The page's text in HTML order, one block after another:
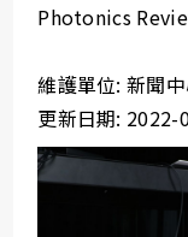
Photonics
維護單位: 新聞
更新日期: 2022-